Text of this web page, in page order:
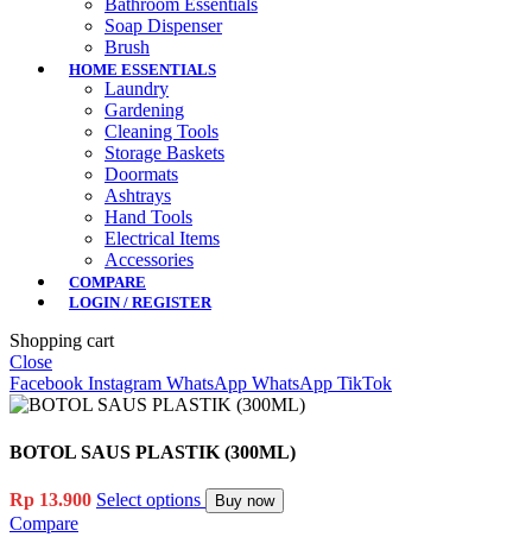
Bathroom Essentials
Soap Dispenser
Brush
HOME ESSENTIALS
Laundry
Gardening
Cleaning Tools
Storage Baskets
Doormats
Ashtrays
Hand Tools
Electrical Items
Accessories
COMPARE
LOGIN / REGISTER
Shopping cart
Close
Facebook Instagram WhatsApp WhatsApp TikTok
BOTOL SAUS PLASTIK (300ML)
Rp 13.900 Select options Buy now
Compare